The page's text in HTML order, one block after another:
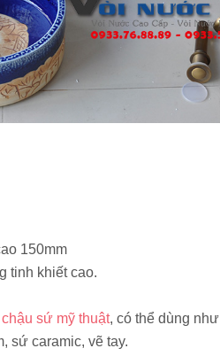
150mm
tinh khiết cao.
chậu sứ mỹ thuật, có thể dùng như
sứ caramic, vẽ tay.